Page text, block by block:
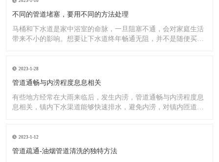
不同的管道堵塞，要用不同的方法处理
马桶和下水道是家中浴室的命脉，一旦阻塞不通，会对家庭生活
带来不小的影响。想要让下水道终年畅通无阻，并不是随便买一
2023-1-28
管道通畅与内涝程度息息相关
有些地方经常在大雨来临后，发生内涝，管道通畅与内涝程度息
息相关，镇内下水渠道能够快速排水，避免内涝，对镇内匝道、
2023-1-12
管道疏通-油烟管道清洗的独特方法